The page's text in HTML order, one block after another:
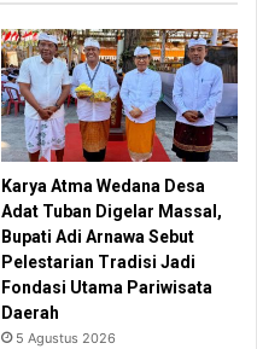
Karya Atma Wedana Desa
Adat Tuban Digelar Massal,
Bupati Adi Arnawa Sebut
Pelestarian Tradisi Jadi
Fondasi Utama Pariwisata
Daerah
5 Agustus 2026